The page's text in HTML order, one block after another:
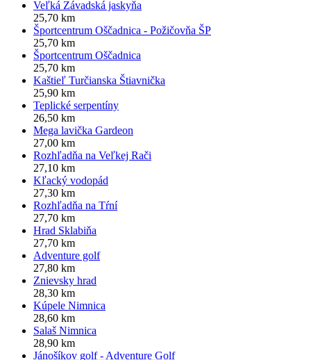
Veľká Závadská jaskyňa
25,70 km
Športcentrum Oščadnica - Požičovňa ŠP
25,70 km
Športcentrum Oščadnica
25,70 km
Kaštieľ Turčianska Štiavnička
25,90 km
Teplické serpentíny
26,50 km
Mega lavička Gardeon
27,00 km
Rozhľadňa na Veľkej Rači
27,10 km
Kľacký vodopád
27,30 km
Rozhľadňa na Tŕní
27,70 km
Hrad Sklabiňa
27,70 km
Adventure golf
27,80 km
Znievsky hrad
28,30 km
Kúpele Nimnica
28,60 km
Salaš Nimnica
28,90 km
Jánošíkov golf - Adventure Golf